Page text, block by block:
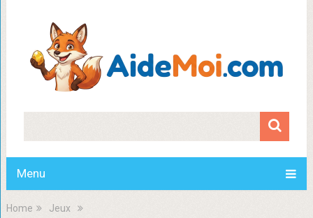
Menu
Home
Jeux